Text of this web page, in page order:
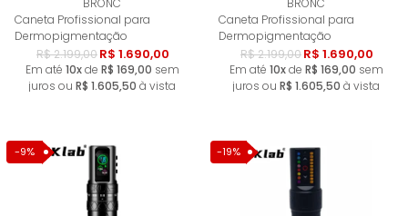
BRONC
Caneta Profissional para
Dermopigmentação
R$ 2.199,00R$ 1.690,00
Em até 10xde R$ 169,00 sem
juros ou R$ 1.605,50 à vista
BRONC
Caneta Profissional para
Dermopigmentação
R$ 2.199,00R$ 1.690,00
Em até 10xde R$ 169,00 sem
juros ou R$ 1.605,50 à vista
-9% -19%